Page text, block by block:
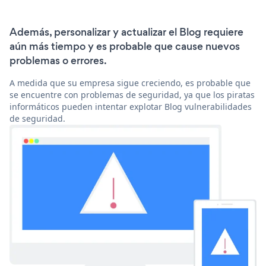
Además, personalizar y actualizar el Blog requiere
aún más tiempo y es probable que cause nuevos
problemas o errores.
A medida que su empresa sigue creciendo, es probable que
se encuentre con problemas de seguridad, ya que los piratas
informáticos pueden intentar explotar Blog vulnerabilidades
de seguridad.